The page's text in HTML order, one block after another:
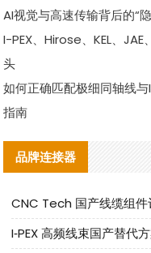
AI视觉与高速传输背后的“
I-PEX、Hirose、KEL、
头
如何正确匹配极细同轴线
指南
品牌连接器
CNC Tech 国产线缆组
I‑PEX 高频线束国产替代